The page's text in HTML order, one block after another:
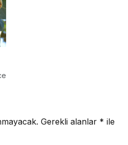
Gerekli alanlar * ile